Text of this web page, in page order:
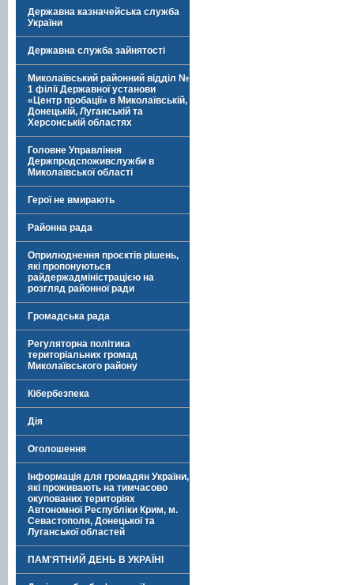
Державна казначейська служба
України
Державна служба зайнятості
Миколаївський районний відділ №
1 філії Державної установи
«Центр пробації» в Миколаївській,
Донецькій, Луганській та
Херсонській областях
Головне Управління
Держпродспоживслужби в
Миколаївської області
Герої не вмирають
Районна рада
Оприлюднення проєктів рішень,
які пропонуються
райдержадміністрацією на
розгляд районної ради
Громадська рада
Регуляторна політика
територіальних громад
Миколаївського району
Кібербезпека
Дія
Оголошення
Інформація для громадян України,
які проживають на тимчасово
окупованих територіях
Автономної Республіки Крим, м.
Севастополя, Донецької та
Луганської областей
ПАМ'ЯТНИЙ ДЕНЬ В УКРАЇНІ